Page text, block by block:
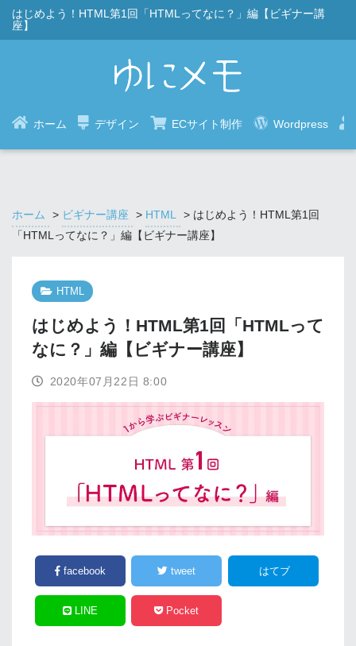
はじめよう！HTML第1回「HTMLってなに？」編【ビギナー講
座】
ホーム デザイン ECサイト制作 Wordpress
ホーム > ビギナー講座 > HTML > はじめよう！HTML第1回
「HTMLってなに？」編【ビギナー講座】
HTML
はじめよう！HTML第1回「HTMLって
なに？」編【ビギナー講座】
2020年07月22日 8:00
facebook tweet はてブ
LINE Pocket